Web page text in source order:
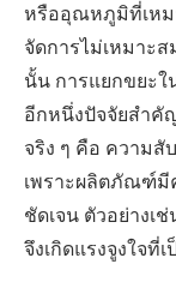
หรืออุณหภูมิที่เหม
จัดการไม่เหมาะ
นั้น การแยกขยะใ
อีกหนึ่งปัจจัยสำคั
จริง ๆ คือ ความสั
เพราะผลิตภัณฑ์มี
ชัดเจน ตัวอย่างเ
จึงเกิดแรงจูงใจที่